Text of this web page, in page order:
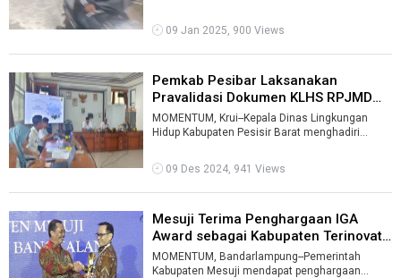
tergenang a ...
09 Jan 2025, 900 Views
Pemkab Pesibar Laksanakan
Pravalidasi Dokumen KLHS RPJMD
2025-202 ...
MOMENTUM, Krui--Kepala Dinas Lingkungan
Hidup Kabupaten Pesisir Barat menghadiri
2025 ...
09 Des 2024, 941 Views
Mesuji Terima Penghargaan IGA
Award sebagai Kabupaten Terinovatif
...
MOMENTUM, Bandarlampung--Pemerintah
Kabupaten Mesuji mendapat penghargaan